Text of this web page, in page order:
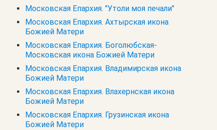
Московская Епархия. "Утоли моя печали"
Московская Епархия. Ахтырская икона
Божией Матери
Московская Епархия. Боголюбская-
Московская икона Божией Матери
Московская Епархия. Владимирская икона
Божией Матери
Московская Епархия. Влахернская икона
Божией Матери
Московская Епархия. Грузинская икона
Божией Матери